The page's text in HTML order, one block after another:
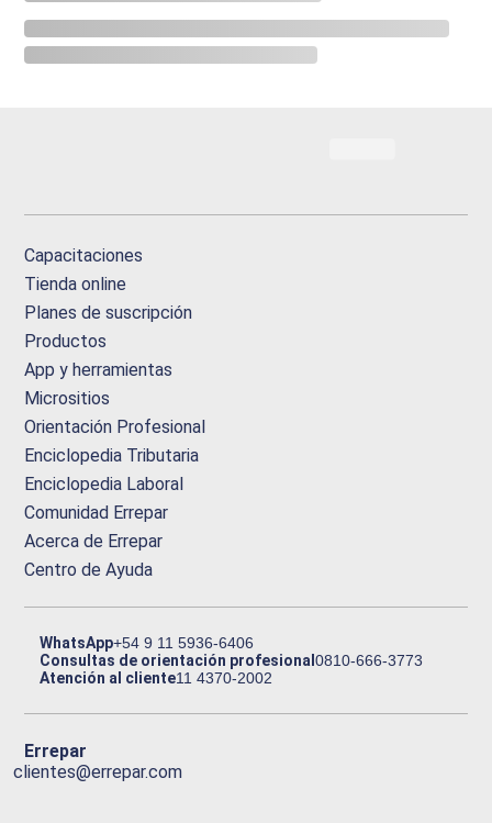
Capacitaciones
Tienda online
Planes de suscripción
Productos
App y herramientas
Micrositios
Orientación Profesional
Enciclopedia Tributaria
Enciclopedia Laboral
Comunidad Errepar
Acerca de Errepar
Centro de Ayuda
WhatsApp+54 9 11 5936-6406
Consultas de orientación profesional0810-666-3773
Atención al cliente11 4370-2002
Errepar
clientes@errepar.com